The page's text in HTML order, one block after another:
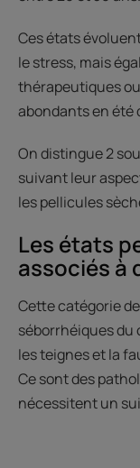
Ces états
le stress, mais
thérapeutiques
abondants en été
On distingue 2
suivant leur
les pellicules
Les états
associés à
Cette catégorie
séborrhéiques du
les teignes et la
Ce sont des
nécessitent un